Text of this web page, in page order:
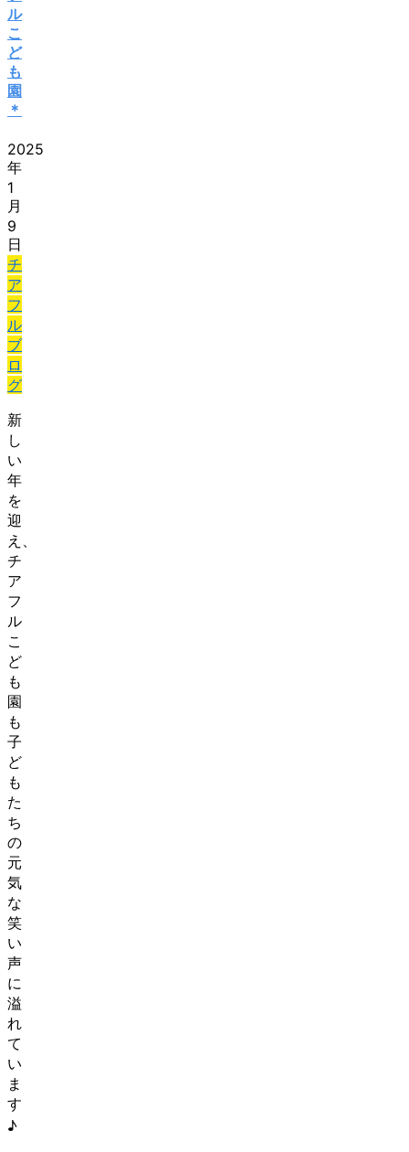
ル
こ
ど
も
園
＊
2025
年
1
月
9
日
チ
ア
フ
ル
ブ
ロ
グ
新
し
い
年
を
迎
え、
チ
ア
フ
ル
こ
ど
も
園
も
子
ど
も
た
ち
の
元
気
な
笑
い
声
に
溢
れ
て
い
ま
す
♪